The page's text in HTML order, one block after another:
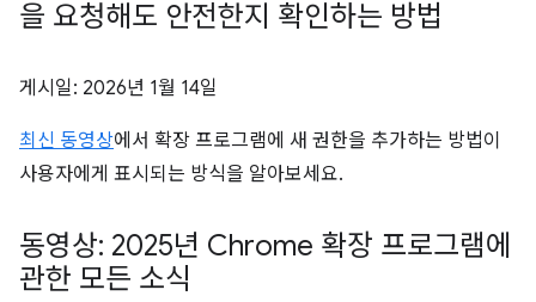
을 요청해도 안전한지 확인하는 방법
게시일: 2026년 1월 14일
최신 동영상에서 확장 프로그램에 새 권한을 추가하는 방법이
사용자에게 표시되는 방식을 알아보세요.
동영상: 2025년 Chrome 확장 프로그램에
관한 모든 소식